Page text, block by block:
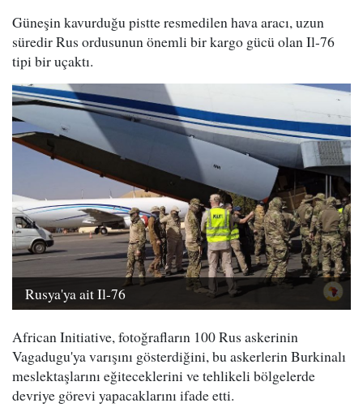
Güneşin kavurduğu pistte resmedilen hava aracı, uzun
süredir Rus ordusunun önemli bir kargo gücü olan Il-76
tipi bir uçaktı.
Rusya'ya ait Il-76
African Initiative, fotoğrafların 100 Rus askerinin
Vagadugu'ya varışını gösterdiğini, bu askerlerin Burkinalı
meslektaşlarını eğiteceklerini ve tehlikeli bölgelerde
devriye görevi yapacaklarını ifade etti.